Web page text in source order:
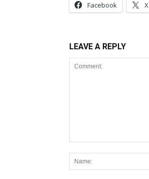
Facebook X
LEAVE A REPLY